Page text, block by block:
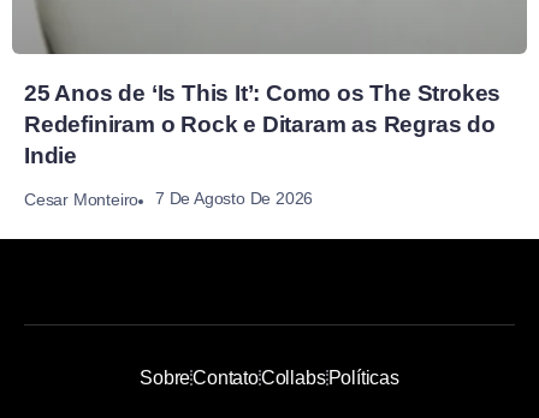
25 Anos de ‘Is This It’: Como os The Strokes
Redefiniram o Rock e Ditaram as Regras do
Indie
Cesar Monteiro 7 De Agosto De 2026
SobreContatoCollabsPolíticas